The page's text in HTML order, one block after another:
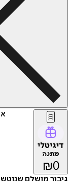
דיגיטלי
מתנה
₪0